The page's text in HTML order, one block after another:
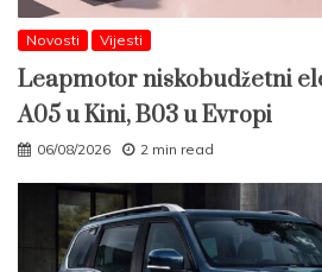
Novosti Vijesti
Leapmotor niskobudžetni
A05 u Kini, B03 u Evropi
06/08/2026 2 min read